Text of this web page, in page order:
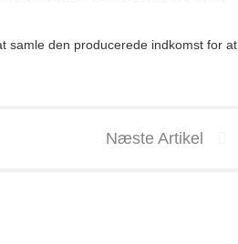
samle den producerede indkomst for at
Næste Artikel